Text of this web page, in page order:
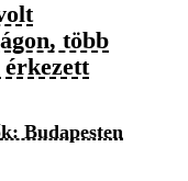
több
érkezett
Budapesten